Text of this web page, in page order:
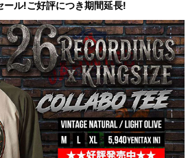
ル!ご好評につき期間延長!